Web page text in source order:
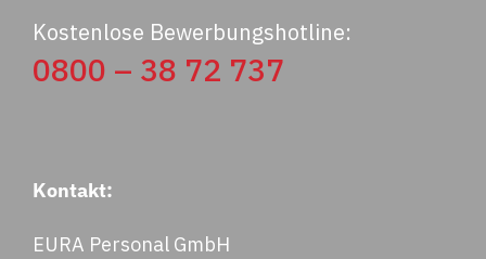
Kostenlose Bewerbungshotline:
0800 – 38 72 737
Kontakt:
EURA Personal GmbH